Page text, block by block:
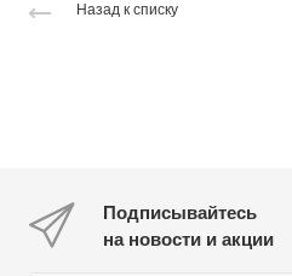
Назад к списку
Подписывайтесь
на новости и акции